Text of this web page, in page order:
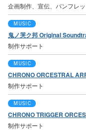
企画制作、宣伝、パンフレ
MUSIC
鬼ノ哭ク邦 Original
制作サポート
MUSIC
CHRONO ORCESTRAL
制作サポート
MUSIC
CHRONO TRIGGER
制作サポート